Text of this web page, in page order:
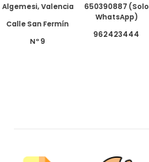
Algemesi, Valencia
Calle San Fermín
Nº 9
650390887 (Solo
WhatsApp)
962423444